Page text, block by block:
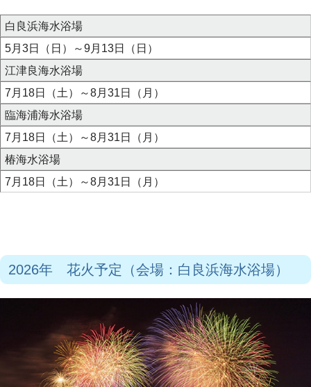
白良浜海水浴場
5月3日（日）～9月13日（日）
江津良海水浴場
7月18日（土）～8月31日（月）
臨海浦海水浴場
7月18日（土）～8月31日（月）
椿海水浴場
7月18日（土）～8月31日（月）
2026年 花火予定（会場：白良浜海水浴場）